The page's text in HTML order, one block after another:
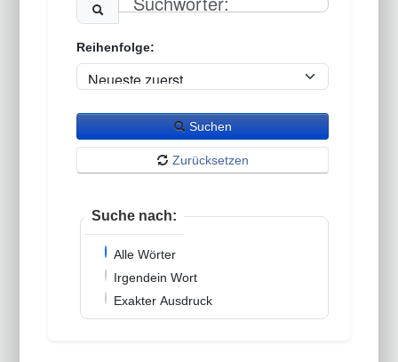
Reihenfolge:
Suchen
Zurücksetzen
Suche nach:
Alle Wörter
Irgendein Wort
Exakter Ausdruck